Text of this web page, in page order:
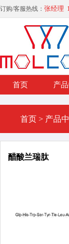
订购/客服热线： 张经理
首页 产
首页 > 产品
醋酸兰瑞肽